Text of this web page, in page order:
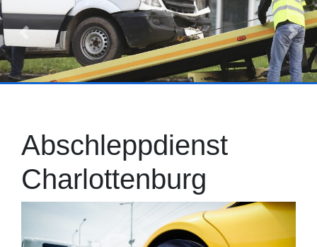
Zurück
Abschleppdienst
Charlottenburg